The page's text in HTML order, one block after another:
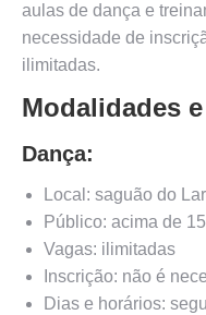
aulas de dança e
necessidade de
ilimitadas.
Modalidades
Dança:
Local: saguão do
Público: acima de
Vagas: ilimitadas
Inscrição: não é
Dias e horários: